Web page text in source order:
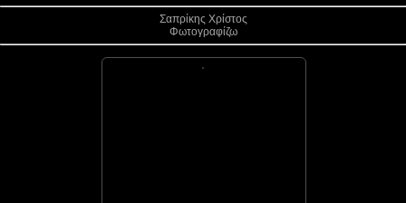
Σαπρίκης Χρίστος
Φωτογραφίζω